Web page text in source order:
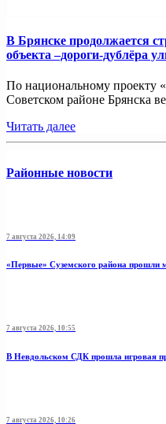
В Брянске продолжается
объекта –дороги-дублёра
По национальному проекту
Советском районе Брянска
Читать далее
Районные новости
7 августа 2026, 14:09
«Первые» Суземского района прошли
7 августа 2026, 10:55
В Невдольском СДК прошла игровая
7 августа 2026, 10:26